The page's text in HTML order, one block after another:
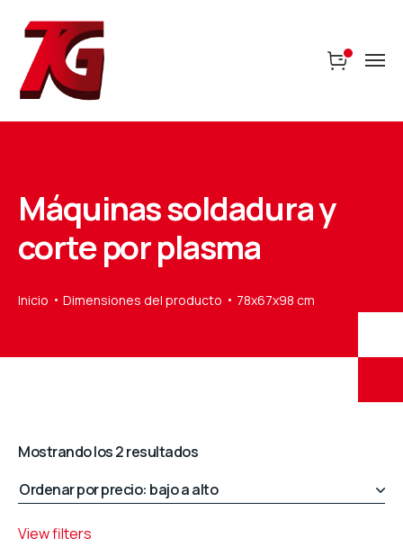
Máquinas soldadura y
corte por plasma
Inicio Dimensiones del producto 78x67x98 cm
Mostrando los 2 resultadosOrdenado
precio:
View filters